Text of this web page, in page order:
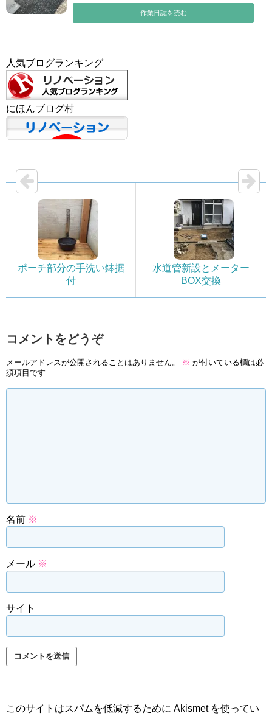
作業日誌を読む
人気ブログランキング
にほんブログ村
ポーチ部分の手洗い鉢据
付
水道管新設とメーター
BOX交換
コメントをどうぞ
メールアドレスが公開されることはありません。 ※ が付いている欄は必
須項目です
名前 ※
メール ※
サイト
このサイトはスパムを低減するために Akismet を使ってい